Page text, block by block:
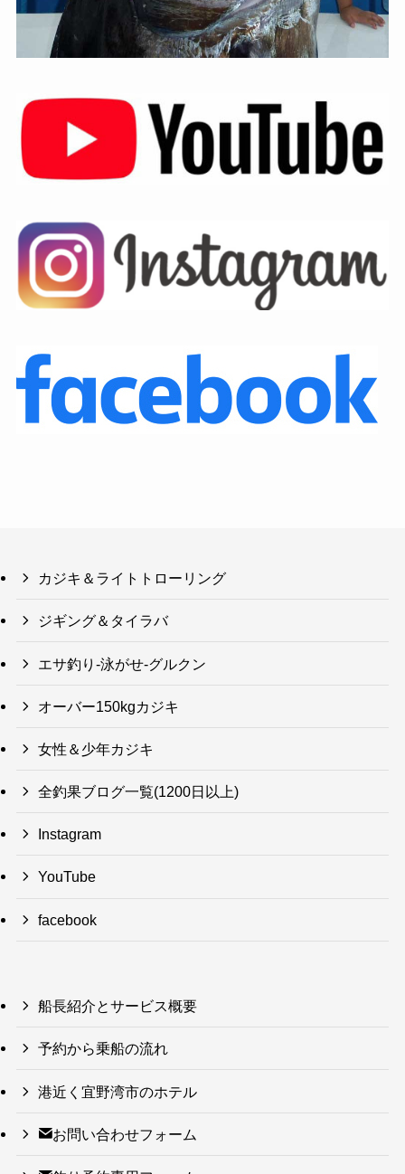
カジキ＆ライトトローリング
ジギング＆タイラバ
エサ釣り-泳がせ-グルクン
オーバー150kgカジキ
女性＆少年カジキ
全釣果ブログ一覧(1200日以上)
Instagram
YouTube
facebook
船長紹介とサービス概要
予約から乗船の流れ
港近く宜野湾市のホテル
お問い合わせフォーム